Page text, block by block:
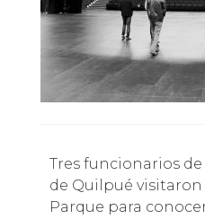
Tres funcionarios de la Municipalidad
de Quilpué visitaron
Parque para